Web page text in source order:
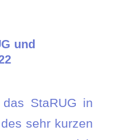
und
StaRUG in
sehr kurzen